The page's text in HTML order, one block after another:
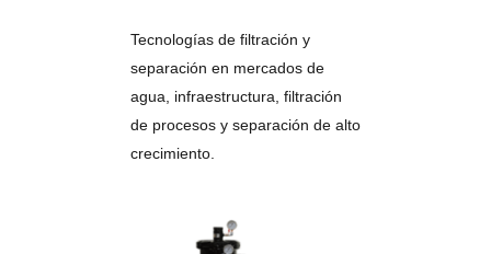
Tecnologías de filtración y
separación en mercados de
agua, infraestructura, filtración
de procesos y separación de alto
crecimiento.